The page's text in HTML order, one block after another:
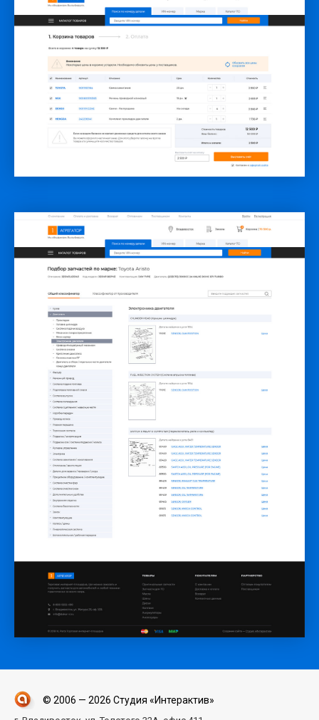
© 2006 — 2026 Студия «Интерактив»